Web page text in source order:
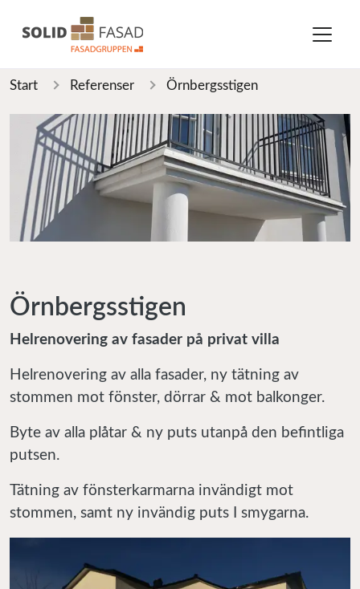
Start Referenser Örnbergsstigen
Örnbergsstigen
Helrenovering av fasader på privat villa
Helrenovering av alla fasader, ny tätning av
stommen mot fönster, dörrar & mot balkonger.
Byte av alla plåtar & ny puts utanpå den befintliga
putsen.
Tätning av fönsterkarmarna invändigt mot
stommen, samt ny invändig puts I smygarna.